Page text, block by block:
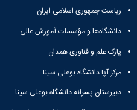
صنعت
کارآموزی
مراکز
مرتبط
بنیاد
نخبگان
ریاست جمهوری اسلامی ایران
دانشگاه‌ها و مؤسسات آموزش عالی
پارک علم و فناوری همدان
مرکز آپا دانشگاه بوعلی سینا
دبیرستان پسرانه دانشگاه بوعلی سینا